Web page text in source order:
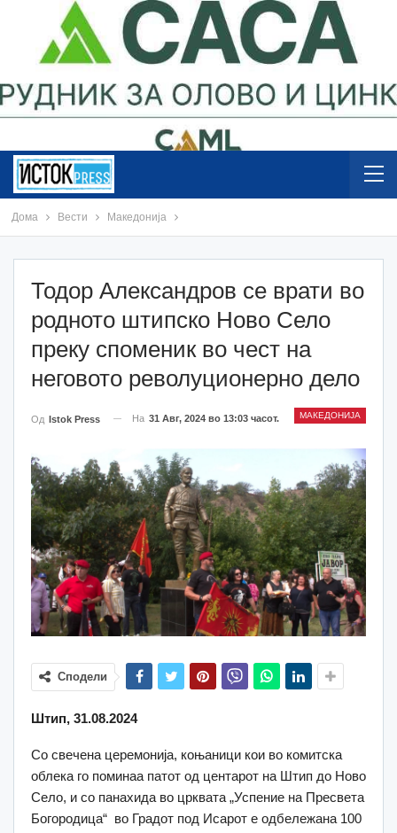
Дома Вести Македонија
Тодор Александров се врати во
родното штипско Ново Село
преку споменик во чест на
неговото револуционерно дело
МАКЕДОНИЈА
Од Istok Press На 31 Авг, 2024 во 13:03 часот.
Сподели
Штип, 31.08.2024
Со свечена церемонија, коњаници кои во комитска
облека го поминаа патот од центарот на Штип до Ново
Село, и со панахида во црквата „Успение на Пресвета
Богородица“ во Градот под Исарот е одбележана 100